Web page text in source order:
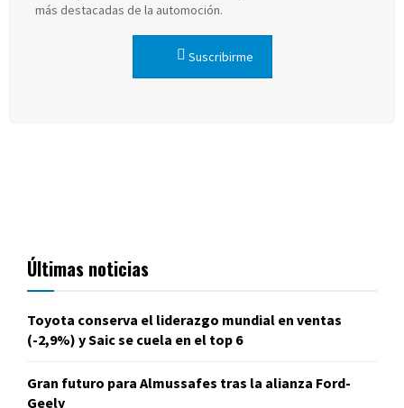
más destacadas de la automoción.
Suscribirme
Últimas noticias
Toyota conserva el liderazgo mundial en ventas
(-2,9%) y Saic se cuela en el top 6
Gran futuro para Almussafes tras la alianza Ford-
Geely